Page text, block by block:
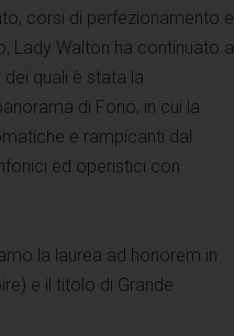
corsi di perfezionamento e
Lady Walton ha continuato a
quali è stata la
di Forio, in cui la
e rampicanti dal
ed operistici con
la laurea ad honorem in
e il titolo di Grande